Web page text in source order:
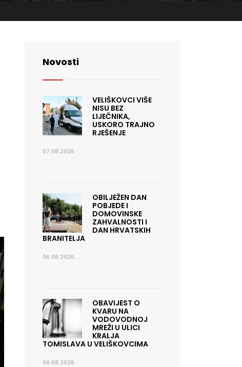
Novosti
VELIŠKOVCI VIŠE
NISU BEZ
LIJEČNIKA,
USKORO TRAJNO
RJEŠENJE
07.08.2026.
OBILJEŽEN DAN
POBJEDE I
DOMOVINSKE
ZAHVALNOSTI I
DAN HRVATSKIH
BRANITELJA
06.08.2026.
OBAVIJEST O
KVARU NA
VODOVODNOJ
MREŽI U ULICI
KRALJA
TOMISLAVA U VELIŠKOVCIMA
06.08.2026.